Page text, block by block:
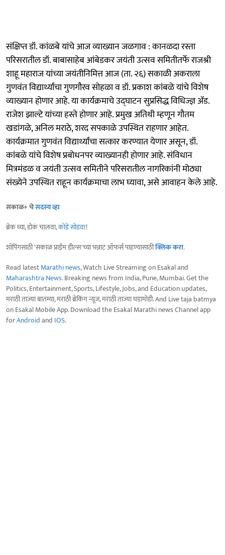
संक्षिप्त डॉ. कांळबे यांचे आज व्याख्यान जळगाव : कानळदा रस्ता
परिसरातील डॉ. बाबासाहेब आंबेडकर जयंती उत्सव समितीतर्फे राजश्री
शाहू महाराज यांच्या जयंतीनिमित्त आज (ता. २६) सकाळी अकराला
गुणवंत विद्यार्थ्यांचा गुणगौरव सोहळा व डॉ. प्रकाश कांबळे यांचे विशेष
व्याख्यान होणार आहे. या कार्यक्रमाचे उद्घाटन सुप्रसिद्ध विधिज्ज्ञ ॲड.
राजेश झाल्टे यांच्या हस्ते होणार आहे. प्रमुख अतिथी म्हणून गौतम
खडांगळे, अनिल मराठे, शरद सपकाळे उपस्थित राहणार आहेत.
कार्यक्रमात गुणवंत विद्यार्थ्यांचा सत्कार करण्यात येणार असून, डॉ.
कांबळे यांचे विशेष प्रबोधनपर व्याख्यानही होणार आहे. संविधान
मित्रमंडळ व जयंती उत्सव समितीने परिसरातील नागरिकांनी मोठ्या
संख्येने उपस्थित राहून कार्यक्रमाचा लाभ घ्यावा, असे आवाहन केले आहे.
सकाळ+ चेसदस्य व्हा
ब्रेक घ्या, डोकं चालवा,कोडे सोडवा!
शॉपिंगसाठी 'सकाळ प्राईम डील्स'च्या भन्नाट ऑफर्स पाहण्यासाठीक्लिक करा.
Read latestMarathi news, Watch Live Streaming on Esakal and
Maharashtra News. Breaking news from India, Pune, Mumbai. Get the
Politics, Entertainment, Sports, Lifestyle, Jobs, and Education updates,
मराठी ताज्या बातम्या, मराठी ब्रेकिंग न्यूज, मराठी ताज्या घडामोडी. And Live taja batmya
on Esakal Mobile App. Download the Esakal Marathi news Channel app
forAndroidand IOS.